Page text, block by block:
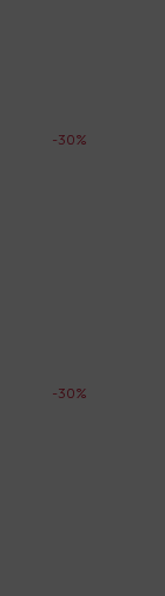
-30%
-30%